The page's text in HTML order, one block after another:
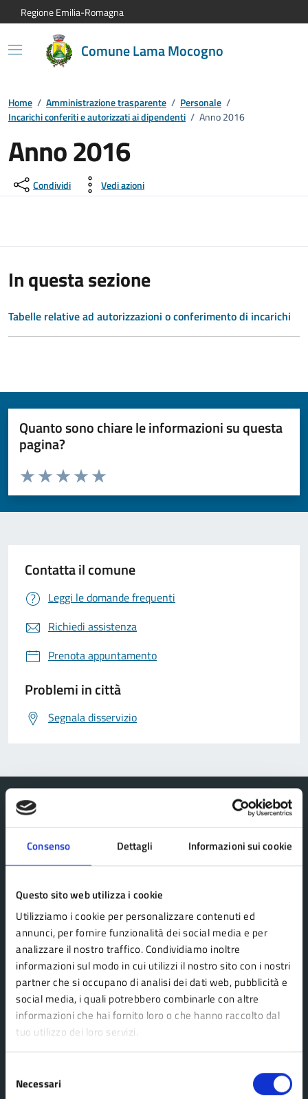
Consenso Dettagli Informazioni sui cookie
Questo sito web utilizza i cookie
Utilizziamo i cookie per personalizzare contenuti ed
annunci, per fornire funzionalità dei social media e per
analizzare il nostro traffico. Condividiamo inoltre
informazioni sul modo in cui utilizzi il nostro sito con i nostri
partner che si occupano di analisi dei dati web, pubblicità e
social media, i quali potrebbero combinarle con altre
informazioni che hai fornito loro o che hanno raccolto dal
tuo utilizzo dei loro servizi.
delNecessari
Vai al contenuto principale
Vai alla navigazione del sito
Vai al piede di pagina
Regione Emilia-Romagna
Comune Lama Mocogno
Home / Amministrazione trasparente / Personale /
Incarichi conferiti e autorizzati ai dipendenti / Anno 2016
Anno 2016
Condividi Vedi azioni
In questa sezione
Tabelle relative ad autorizzazioni o conferimento di incarichi
Quanto sono chiare le informazioni su questa
pagina?
Valuta da 1 a 5 stelle la pagina
Valuta 5 stelle su 5
Valuta 4 stelle su 5
Valuta 3 stelle su 5
Valuta 2 stelle su 5
Valuta 1 stelle su 5
Contatta il comune
Leggi le domande frequenti
Richiedi assistenza
Prenota appuntamento
Problemi in città
Segnala disservizio
Comune Lama Mocogno
AMMINISTRAZIONE
Organi di governo
Aree amministrative
Uffici
Enti e fondazioni
Politici
Personale amministrativo
Documenti e dati